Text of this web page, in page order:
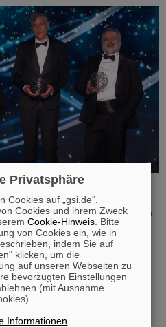
„Breakthrough Prize“ für
Jahr an die vier
ATLAS, CMS, and LHCb am
Collider ) des europäischen
mehr als 40 frühere und
FAIR sind maßgeblich daran
mit ihren
angesehenen Preis
US-Dollar dotiert ist…
Privatsphäre
Cookies auf „gsi.de“.
Cookies und ihrem Zweck
Cookie-Hinweis . Bitte
von Cookies ein, wie in
indem Sie auf
klicken, um die
auf unseren Webseiten zu
bevorzugten Einstellungen
(mit Ausnahme
Informationen